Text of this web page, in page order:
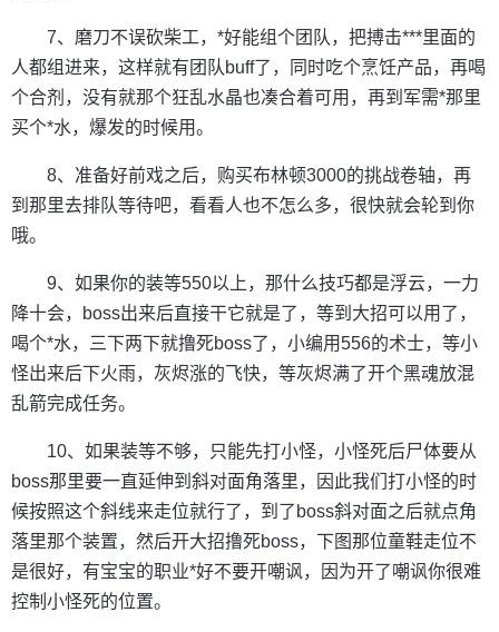
7、磨刀不误砍柴工，*好能组个团队，把搏击***里面的
人都组进来，这样就有团队buff了，同时吃个烹饪产品，再喝
个合剂，没有就那个狂乱水晶也凑合着可用，再到军需*那里
买个*水，爆发的时候用。
8、准备好前戏之后，购买布林顿3000的挑战卷轴，再
到那里去排队等待吧，看看人也不怎么多，很快就会轮到你
哦。
9、如果你的装等550以上，那什么技巧都是浮云，一力
降十会，boss出来后直接干它就是了，等到大招可以用了，
喝个*水，三下两下就撸死boss了，小编用556的术士，等小
怪出来后下火雨，灰烬涨的飞快，等灰烬满了开个黑魂放混
乱箭完成任务。
10、如果装等不够，只能先打小怪，小怪死后尸体要从
boss那里要一直延伸到斜对面角落里，因此我们打小怪的时
候按照这个斜线来走位就行了，到了boss斜对面之后就点角
落里那个装置，然后开大招撸死boss，下图那位童鞋走位不
是很好，有宝宝的职业*好不要开嘲讽，因为开了嘲讽你很难
控制小怪死的位置。